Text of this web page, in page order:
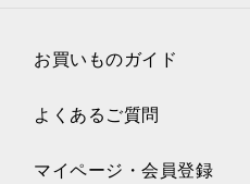
お買いものガイド
よくあるご質問
マイページ・会員登録